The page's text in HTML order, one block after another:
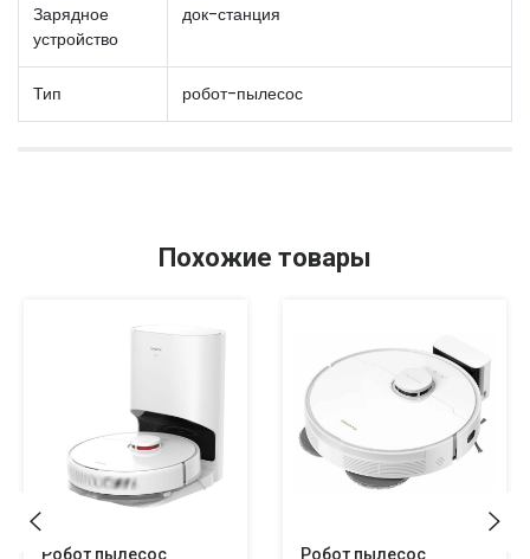
Зарядное
устройство
док-станция
Тип робот-пылесос
Похожие товары
Робот пылесос
Робот пылесос